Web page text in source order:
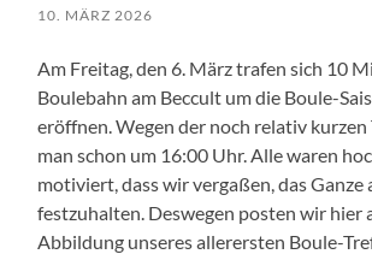
10. MÄRZ 2026
Am Freitag, den 6. März trafen sich 10
Boulebahn am Beccult um die Boule-
eröffnen. Wegen der noch relativ kurzen
man schon um 16:00 Uhr. Alle waren
motiviert, dass wir vergaßen, das Ganze
festzuhalten. Deswegen posten wir hier
Abbildung unseres allerersten Boule-